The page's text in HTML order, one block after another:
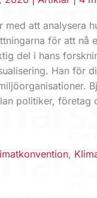
med att analysera
för att nå
del i hans
Han för
politiker, företag
,